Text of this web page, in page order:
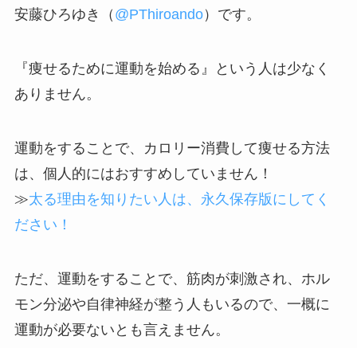
安藤ひろゆき（ @PThiroando）です。
『痩せるために運動を始める』という人は少なく
ありません。
運動をすることで、カロリー消費して痩せる方法
は、個人的にはおすすめしていません！
≫太る理由を知りたい人は、永久保存版にしてく
ださい！
ただ、運動をすることで、筋肉が刺激され、ホル
モン分泌や自律神経が整う人もいるので、一概に
運動が必要ないとも言えません。